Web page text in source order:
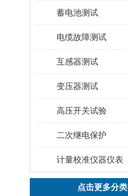
蓄电池测试
电缆故障测试
互感器测试
变压器测试
高压开关试验
二次继电保护
计量校准仪器仪表
点击更多分类